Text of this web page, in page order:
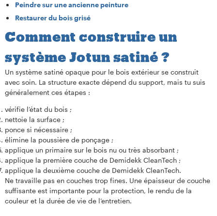
Peindre sur une ancienne peinture
Restaurer du bois grisé
Comment construire un
système Jotun satiné ?
Un système satiné opaque pour le bois extérieur se construit
avec soin. La structure exacte dépend du support, mais tu suis
généralement ces étapes :
vérifie l’état du bois ;
nettoie la surface ;
ponce si nécessaire ;
élimine la poussière de ponçage ;
applique un primaire sur le bois nu ou très absorbant ;
applique la première couche de Demidekk CleanTech ;
applique la deuxième couche de Demidekk CleanTech.
Ne travaille pas en couches trop fines. Une épaisseur de couche
suffisante est importante pour la protection, le rendu de la
couleur et la durée de vie de l’entretien.